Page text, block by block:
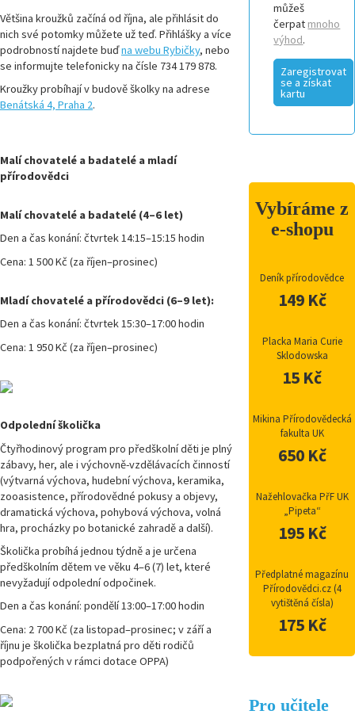
Většina kroužků začíná od října, ale přihlásit do
nich své potomky můžete už teď. Přihlášky a více
podrobností najdete buďna webu Rybičky, nebo
se informujte telefonicky na čísle 734 179 878.
Kroužky probíhají v budově školky na adrese
Benátská 4, Praha 2.
Malí chovatelé a badatelé a mladí
přírodovědci
Malí chovatelé a badatelé (4–6 let)
Den a čas konání: čtvrtek 14:15–15:15 hodin
Cena: 1 500 Kč (za říjen–prosinec)
Mladí chovatelé a přírodovědci (6–9 let):
Den a čas konání: čtvrtek 15:30–17:00 hodin
Cena: 1 950 Kč (za říjen–prosinec)
Odpolední školička
Čtyřhodinový program pro předškolní děti je plný
zábavy, her, ale i výchovně-vzdělávacích činností
(výtvarná výchova, hudební výchova, keramika,
zooasistence, přírodovědné pokusy a objevy,
dramatická výchova, pohybová výchova, volná
hra, procházky po botanické zahradě a další).
Školička probíhá jednou týdně a je určena
předškolním dětem ve věku 4–6 (7) let, které
nevyžadují odpolední odpočinek.
Den a čas konání: pondělí 13:00–17:00 hodin
Cena: 2 700 Kč (za listopad–prosinec; v září a
říjnu je školička bezplatná pro děti rodičů
podpořených v rámci dotace OPPA)
můžeš
čerpat mnoho
výhod.
Zaregistrovat
se a získat
kartu
Vybíráme z
e-shopu
Deník přírodovědce
149 Kč
Placka Maria Curie
Sklodowska
15 Kč
Mikina Přírodovědecká
fakulta UK
650 Kč
Nažehlovačka PřF UK
„Pipeta“
195 Kč
Předplatné magazínu
Přírodovědci.cz (4
vytištěná čísla)
175 Kč
Pro učitele